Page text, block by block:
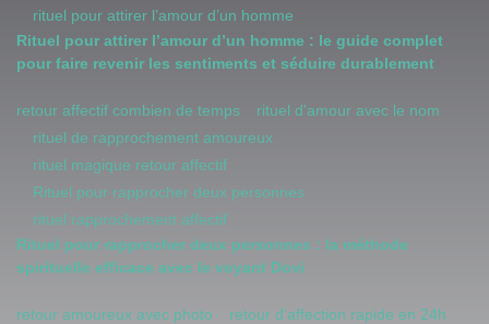
rituel pour attirer l’amour d’un homme
Rituel pour attirer l’amour d’un homme : le guide complet
pour faire revenir les sentiments et séduire durablement
retour affectif combien de temps
rituel d'amour avec le nom
rituel de rapprochement amoureux
rituel magique retour affectif
Rituel pour rapprocher deux personnes
rituel rapprochement affectif
Rituel pour rapprocher deux personnes : la méthode
spirituelle efficace avec le voyant Dovi
retour amoureux avec photo
retour d'affection rapide en 24h